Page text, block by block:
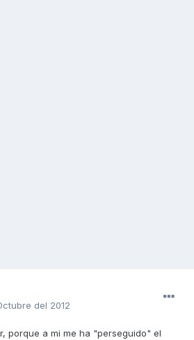
del 2012
porque a mi me ha "perseguido" el